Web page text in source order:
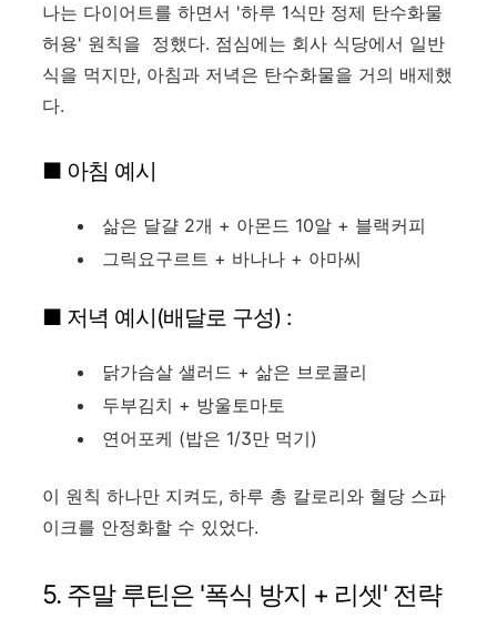
나는 다이어트를 하면서 '하루 1식만 정제 탄수화물
허용' 원칙을 정했다. 점심에는 회사 식당에서 일반
식을 먹지만, 아침과 저녁은 탄수화물을 거의 배제했
다.
■ 아침 예시
삶은 달걀 2개 + 아몬드 10알 + 블랙커피
그릭요구르트 + 바나나 + 아마씨
■ 저녁 예시(배달로 구성) :
닭가슴살 샐러드 + 삶은 브로콜리
두부김치 + 방울토마토
연어포케 (밥은 1/3만 먹기)
이 원칙 하나만 지켜도, 하루 총 칼로리와 혈당 스파
이크를 안정화할 수 있었다.
5. 주말 루틴은 '폭식 방지 + 리셋' 전략